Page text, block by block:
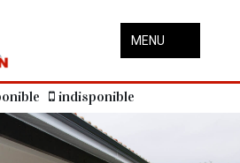
MENU
indisponible